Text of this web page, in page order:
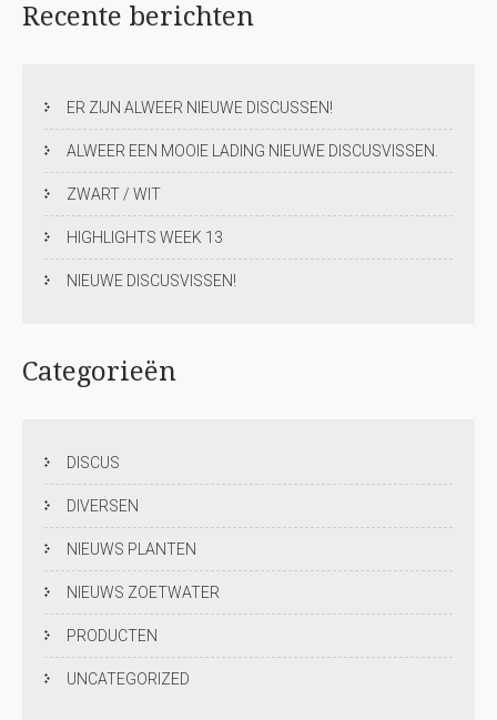
Recente berichten
ER ZIJN ALWEER NIEUWE DISCUSSEN!
ALWEER EEN MOOIE LADING NIEUWE DISCUSVISSEN.
ZWART / WIT
HIGHLIGHTS WEEK 13
NIEUWE DISCUSVISSEN!
Categorieën
DISCUS
DIVERSEN
NIEUWS PLANTEN
NIEUWS ZOETWATER
PRODUCTEN
UNCATEGORIZED